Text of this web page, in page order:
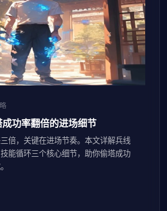
功率翻倍的进场细节
倍，关键在进场节奏。本文详解兵线
能循环三个核心细节，助你偷塔成功